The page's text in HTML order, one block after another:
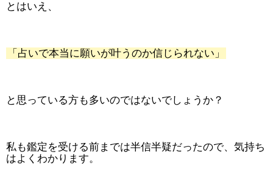
とはいえ、
「占いで本当に願いが叶うのか信じられない」
と思っている方も多いのではないでしょうか？
私も鑑定を受ける前までは半信半疑だったので、気持ち
はよくわかります。